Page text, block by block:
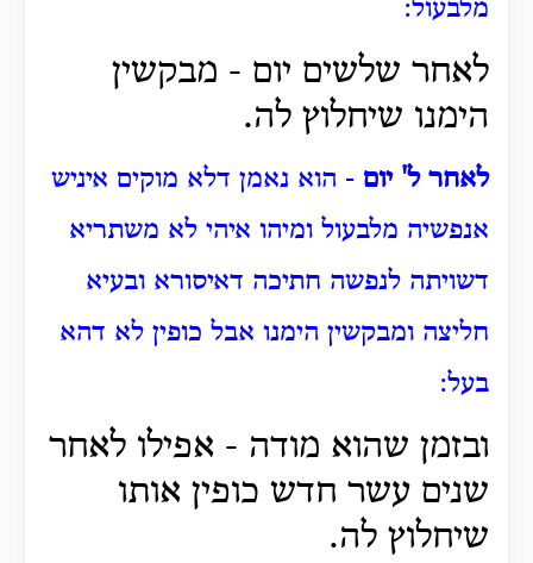
מלבעול:
לאחר שלשים יום - מבקשין
הימנו שיחלוץ לה.
לאחר ל' יום - הוא נאמן דלא מוקים איניש
אנפשיה מלבעול ומיהו איהי לא משתריא
דשויתה לנפשה חתיכה דאיסורא ובעיא
חליצה ומבקשין הימנו אבל כופין לא דהא
בעל:
ובזמן שהוא מודה - אפילו לאחר
שנים עשר חדש כופין אותו
שיחלוץ לה.